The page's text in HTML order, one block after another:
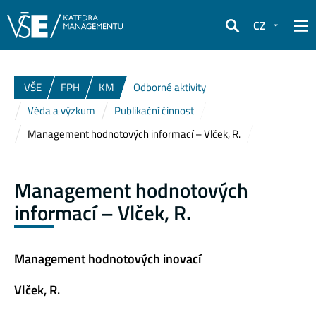
Hledat
CZ
VŠE FPH KM
Odborné aktivity
Věda a výzkum
Publikační činnost
Management hodnotových informací – Vlček, R.
Management hodnotových
informací – Vlček, R.
Management hodnotových inovací
Vlček, R.